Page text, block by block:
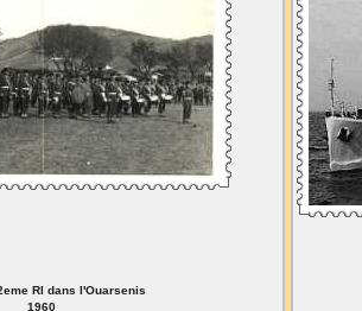
RI dans l'Ouarsenis
1960